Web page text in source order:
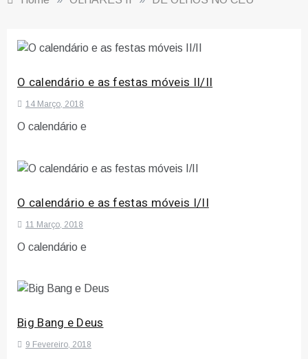
O calendário e as festas móveis II/II
14 Março, 2018
O calendário e
O calendário e as festas móveis I/II
11 Março, 2018
O calendário e
Big Bang e Deus
9 Fevereiro, 2018